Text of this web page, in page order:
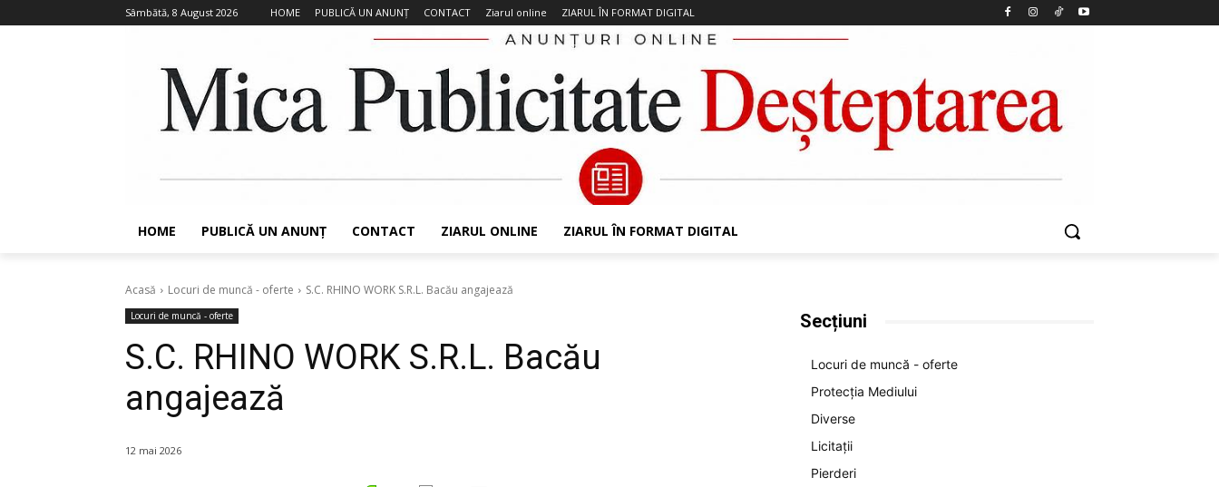
Sâmbătă, 8 August 2026 HOME PUBLICĂ UN ANUNȚ CONTACT Ziarul online ZIARUL ÎN FORMAT DIGITAL
HOME PUBLICĂ UN ANUNȚ CONTACT ZIARUL ONLINE ZIARUL ÎN FORMAT DIGITAL
Acasă Locuri de muncă - oferte S.C. RHINO WORK S.R.L. Bacău angajează
Locuri de muncă - oferte
S.C. RHINO WORK S.R.L. Bacău
angajează
12 mai 2026
Secțiuni
Locuri de muncă - oferte
Protecția Mediului
Diverse
Licitații
Pierderi